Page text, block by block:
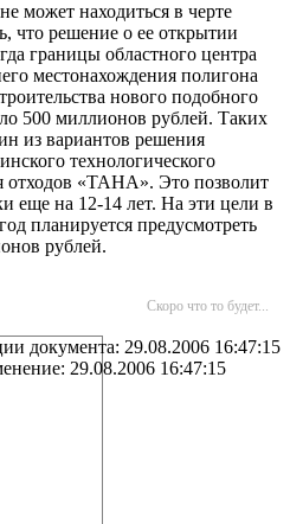
может находиться в черте
что решение о ее открытии
границы областного центра
местонахождения полигона
нового подобного
500 миллионов рублей. Таких
из вариантов решения
технологического
отходов «ТАНА». Это позволит
еще на 12-14 лет. На эти цели в
планируется предусмотреть
рублей.
Скоро что то будет...
документа: 29.08.2006 16:47:15
29.08.2006 16:47:15